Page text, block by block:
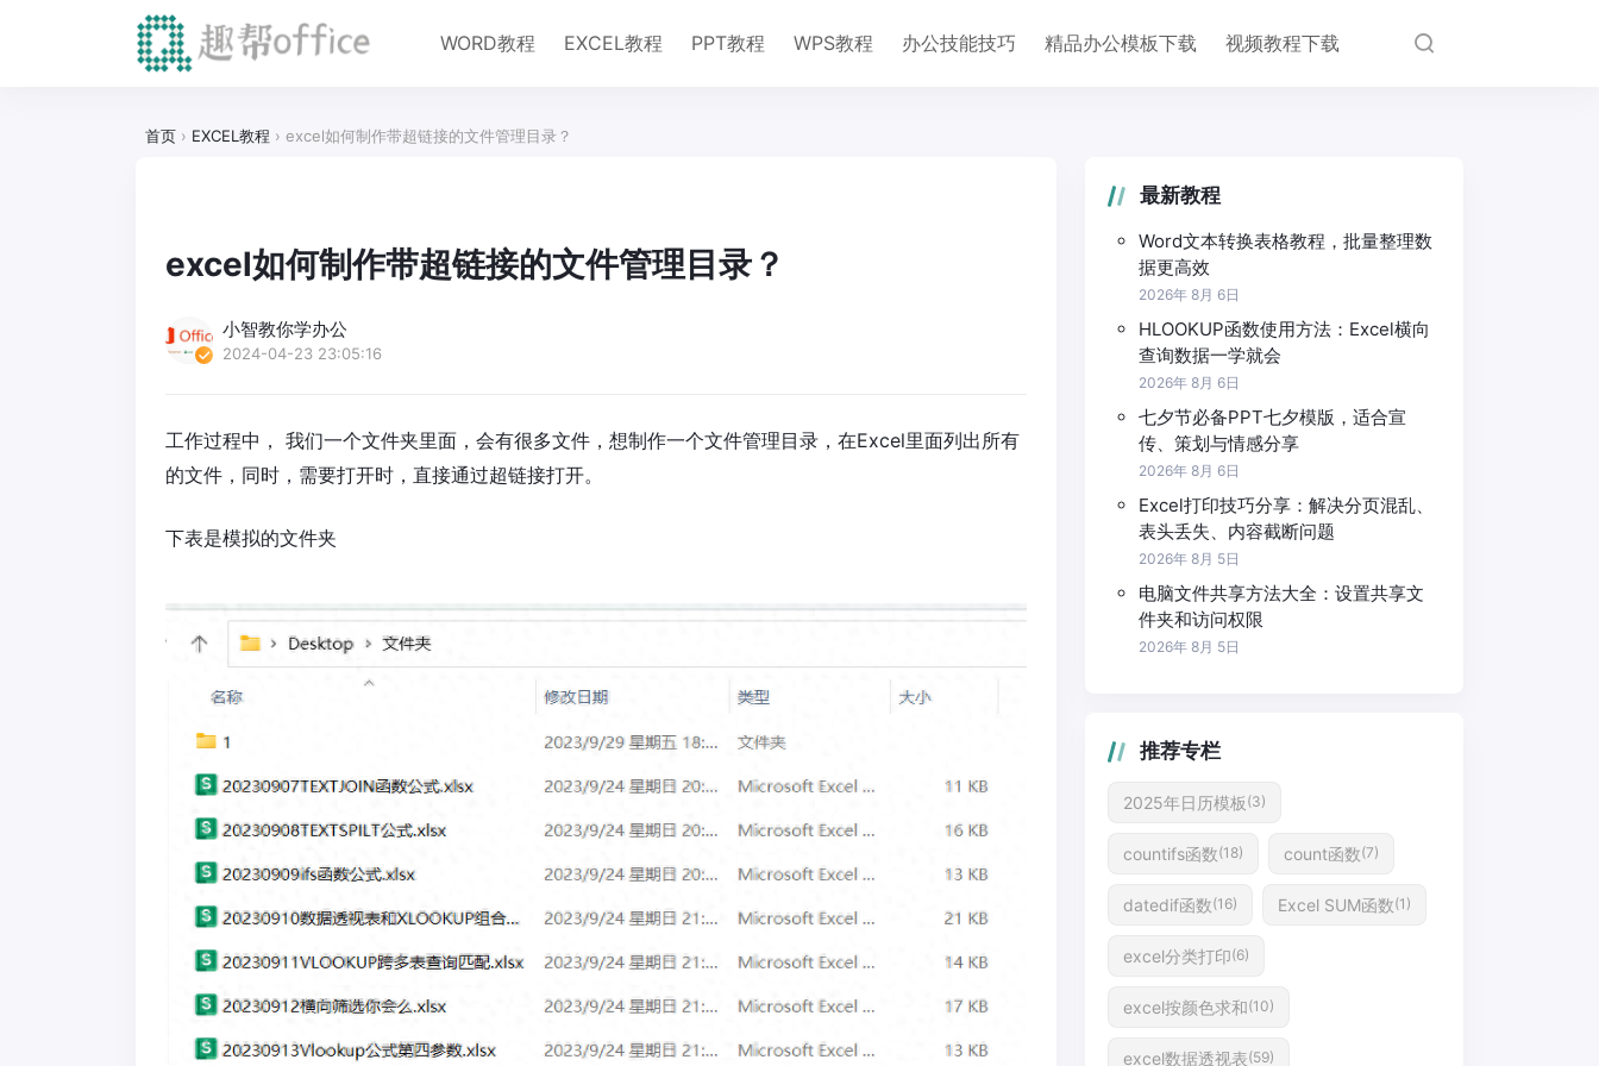
WORD教程 EXCEL教程 PPT教程 WPS教程 办公技能技巧 精品办公模板下载 视频教程下载
首页 › EXCEL教程 › excel如何制作带超链接的文件管理目录？
excel如何制作带超链接的文件管理目录？
小智教你学办公
2024-04-23 23:05:16
工作过程中， 我们一个文件夹里面，会有很多文件，想制作一个文件管理目录，在Excel里面列出所有
的文件，同时，需要打开时，直接通过超链接打开。
下表是模拟的文件夹
最新教程
Word文本转换表格教程，批量整理数
据更高效
2026年 8月 6日
HLOOKUP函数使用方法：Excel横向
查询数据一学就会
2026年 8月 6日
七夕节必备PPT七夕模版，适合宣
传、策划与情感分享
2026年 8月 6日
Excel打印技巧分享：解决分页混乱、
表头丢失、内容截断问题
2026年 8月 5日
电脑文件共享方法大全：设置共享文
件夹和访问权限
2026年 8月 5日
推荐专栏
2025年日历模板 (3)
countifs函数(18) count函数(7)
datedif函数(16) Excel SUM函数(1)
excel分类打印(6)
excel按颜色求和(10)
excel数据透视表(59)